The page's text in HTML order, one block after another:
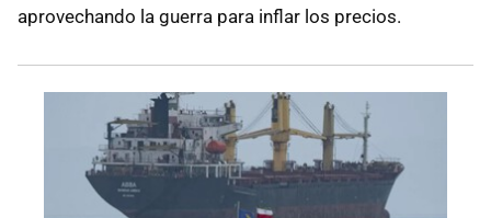
aprovechando la guerra para inflar los precios.